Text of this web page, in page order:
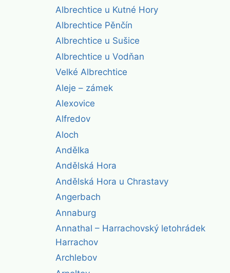
Albrechtice u Kutné Hory
Albrechtice Pěnčín
Albrechtice u Sušice
Albrechtice u Vodňan
Velké Albrechtice
Aleje – zámek
Alexovice
Alfredov
Aloch
Andělka
Andělská Hora
Andělská Hora u Chrastavy
Angerbach
Annaburg
Annathal – Harrachovský letohrádek
Harrachov
Archlebov